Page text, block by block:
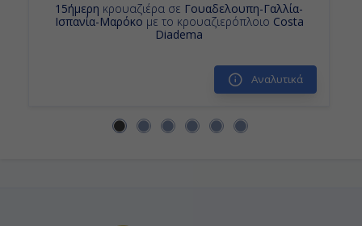
15ήμερη κρουαζιέρα σε Γουαδελουπη-Γαλλία-
Ισπανία-Μαρόκο με το κρουαζιερόπλοιο Costa
Diadema
Αναλυτικά